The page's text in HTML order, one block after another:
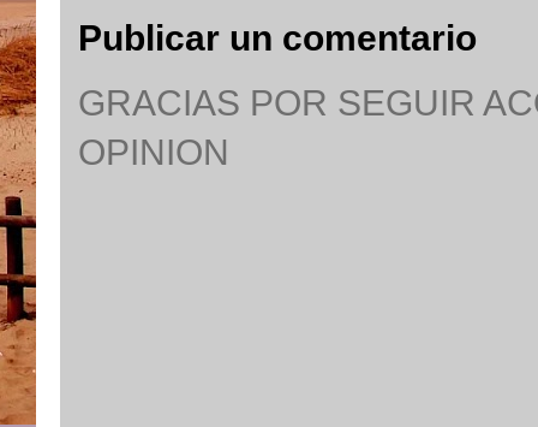
Publicar un comentario
GRACIAS POR SEGUIR
OPINION